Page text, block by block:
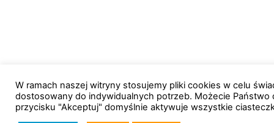
W ramach naszej witryny stosujemy pliki cookies w celu
dostosowany do indywidualnych potrzeb. Możecie
przycisku "Akceptuj" domyślnie aktywuje wszystkie